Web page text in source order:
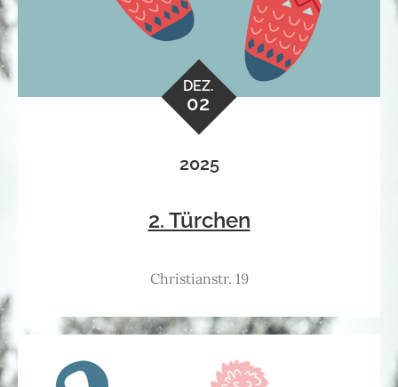
DEZ.
02
2025
2. Türchen
Christianstr. 19